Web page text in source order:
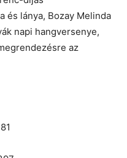
és lánya, Bozay Melinda
napi hangversenye,
az